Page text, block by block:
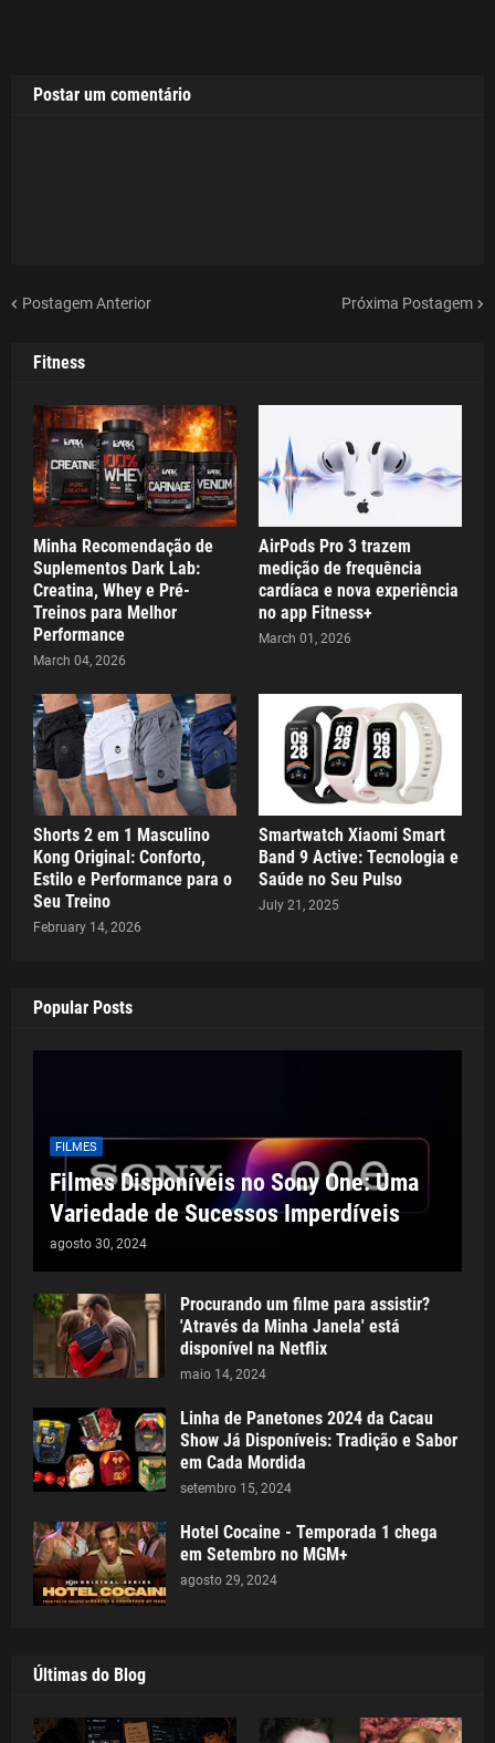
Postar um comentário
Postagem Anterior Próxima Postagem
Fitness
Minha Recomendação de
Suplementos Dark Lab:
Creatina, Whey e Pré-
Treinos para Melhor
Performance
March 04, 2026
AirPods Pro 3 trazem
medição de frequência
cardíaca e nova experiência
no app Fitness+
March 01, 2026
Shorts 2 em 1 Masculino
Kong Original: Conforto,
Estilo e Performance para o
Seu Treino
February 14, 2026
Smartwatch Xiaomi Smart
Band 9 Active: Tecnologia e
Saúde no Seu Pulso
July 21, 2025
Popular Posts
FILMES
Filmes Disponíveis no Sony One: Uma
Variedade de Sucessos Imperdíveis
agosto 30, 2024
Procurando um filme para assistir?
'Através da Minha Janela' está
disponível na Netflix
maio 14, 2024
Linha de Panetones 2024 da Cacau
Show Já Disponíveis: Tradição e Sabor
em Cada Mordida
setembro 15, 2024
Hotel Cocaine - Temporada 1 chega
em Setembro no MGM+
agosto 29, 2024
Últimas do Blog